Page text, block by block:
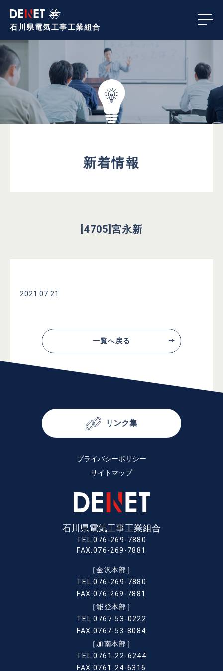
石川県電気工事工業組合
新着情報
[4705]宮永新
2021.07.21
一覧へ戻る
リンク集
プライバシーポリシー
サイトマップ
石川県電気工事工業組合
TEL.076-269-7880
FAX.076-269-7881
［金沢本部］
TEL.076-269-7880
FAX.076-269-7881
［能登本部］
TEL.0767-53-0222
FAX.0767-53-8084
［加南本部］
TEL.0761-22-6244
FAX.0761-24-6316